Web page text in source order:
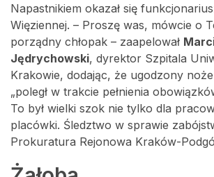
Napastnikiem okazał się
Więziennej. – Proszę was, mówcie o
porządny chłopak – zaapelował
Jędrychowski, dyrektor Szpitala
Krakowie, dodając, że ugodzony
„poległ w trakcie pełnienia
To był wielki szok nie tylko dla
placówki. Śledztwo w sprawie
Prokuratura Rejonowa Kraków-